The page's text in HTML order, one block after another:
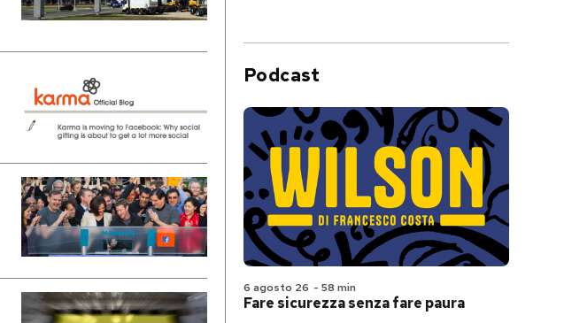
Podcast
6 agosto 26 - 58 min
Fare sicurezza senza fare paura